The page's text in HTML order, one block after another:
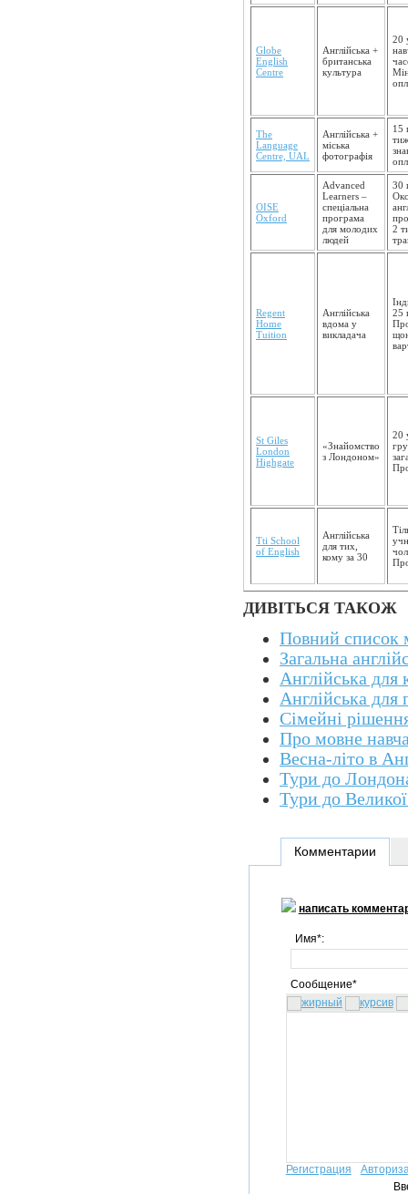
Globe
English
Centre
Англійська +
британська
культура
20
The
Language
Centre, UAL
Англійська +
міська
фотографія
15
OISE
Oxford
Advanced
Learners –
спеціальна
програма
для молодих
людей
30
2
Regent
Home
Tuition
Англійська
вдома у
викладача
25
St Giles
London
Highgate
«Знайомство
з Лондоном»
20
Tti School
of English
Англійська
для тих,
кому за 30
ДИВІТЬСЯ ТАКОЖ
Повний список
Загальна
Англійська для
Англійська для
Сімейні
Про мовне
Весна-літо в
Тури до
Тури до Великої
Комментарии
написать
Имя*:
Сообщение*
Регистрация